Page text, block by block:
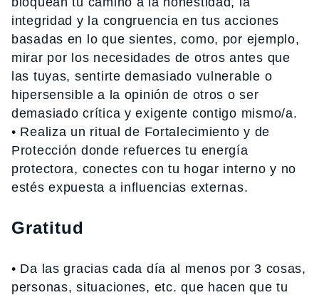
integridad y la congruencia en tus acciones
basadas en lo que sientes, como, por ejemplo,
mirar por los necesidades de otros antes que
las tuyas, sentirte demasiado vulnerable o
hipersensible a la opinión de otros o ser
demasiado crítica y exigente contigo mismo/a.
• Realiza un ritual de Fortalecimiento y de
Protección donde refuerces tu energía
protectora, conectes con tu hogar interno y no
estés expuesta a influencias externas.
Gratitud
• Da las gracias cada día al menos por 3 cosas,
personas, situaciones, etc. que hacen que tu